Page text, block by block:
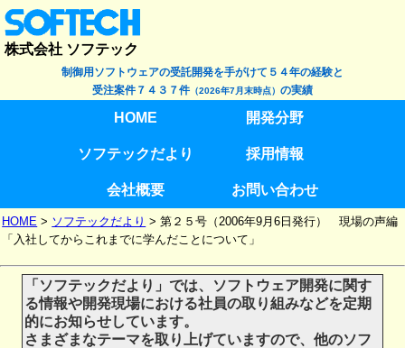
株式会社 ソフテック
制御用ソフトウェアの受託開発を手がけて５４年の経験と
受注案件７４３７件 （2026年7月末時点） の実績
HOME 開発分野
ソフテックだより 採用情報
会社概要 お問い合わせ
HOME > ソフテックだより >第２５号（2006年9月6日発行） 現場の声編
「入社してからこれまでに学んだことについて」
「ソフテックだより」では、ソフトウェア開発に関す
る情報や開発現場における社員の取り組みなどを定期
的にお知らせしています。
さまざまなテーマを取り上げていますので、他のソフ